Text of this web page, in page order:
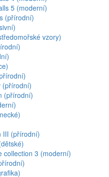
5 (moderní)
(přírodní)
vzory)
(přírodní)
(přírodní)
III (přírodní)
collection 3 (moderní)